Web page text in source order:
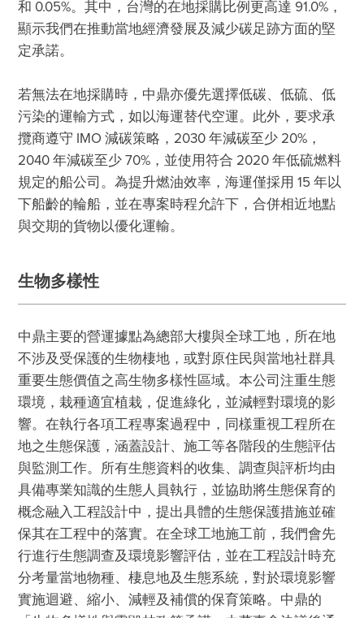
和 0.05%。其中，台灣的在地採購比例更高達 91.0%，
顯示我們在推動當地經濟發展及減少碳足跡方面的堅
定承諾。
若無法在地採購時，中鼎亦優先選擇低碳、低硫、低
污染的運輸方式，如以海運替代空運。此外，要求承
攬商遵守 IMO 減碳策略，2030 年減碳至少 20%，
2040 年減碳至少 70%，並使用符合 2020 年低硫燃料
規定的船公司。為提升燃油效率，海運僅採用 15 年以
下船齡的輪船，並在專案時程允許下，合併相近地點
與交期的貨物以優化運輸。
生物多樣性
中鼎主要的營運據點為總部大樓與全球工地，所在地
不涉及受保護的生物棲地，或對原住民與當地社群具
重要生態價值之高生物多樣性區域。本公司注重生態
環境，栽種適宜植栽，促進綠化，並減輕對環境的影
響。在執行各項工程專案過程中，同樣重視工程所在
地之生態保護，涵蓋設計、施工等各階段的生態評估
與監測工作。所有生態資料的收集、調查與評析均由
具備專業知識的生態人員執行，並協助將生態保育的
概念融入工程設計中，提出具體的生態保護措施並確
保其在工程中的落實。在全球工地施工前，我們會先
行進行生態調查及環境影響評估，並在工程設計時充
分考量當地物種、棲息地及生態系統，對於環境影響
實施迴避、縮小、減輕及補償的保育策略。中鼎的